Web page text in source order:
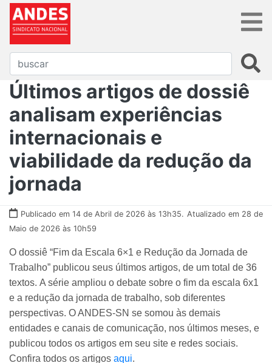
Últimos artigos de dossiê
analisam experiências
internacionais e
viabilidade da redução da
jornada
Publicado em 14 de Abril de 2026 às 13h35. Atualizado em 28 de
Maio de 2026 às 10h59
O dossiê “Fim da Escala 6×1 e Redução da Jornada de
Trabalho” publicou seus últimos artigos, de um total de 36
textos. A série ampliou o debate sobre o fim da escala 6x1
e a redução da jornada de trabalho, sob diferentes
perspectivas. O ANDES-SN se somou às demais
entidades e canais de comunicação, nos últimos meses, e
publicou todos os artigos em seu site e redes sociais.
Confira todos os artigos aqui.